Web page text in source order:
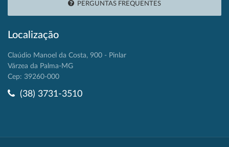
PERGUNTAS FREQUENTES
Localização
Claúdio Manoel da Costa, 900 - Pinlar
Várzea da Palma-MG
Cep: 39260-000
(38) 3731-3510